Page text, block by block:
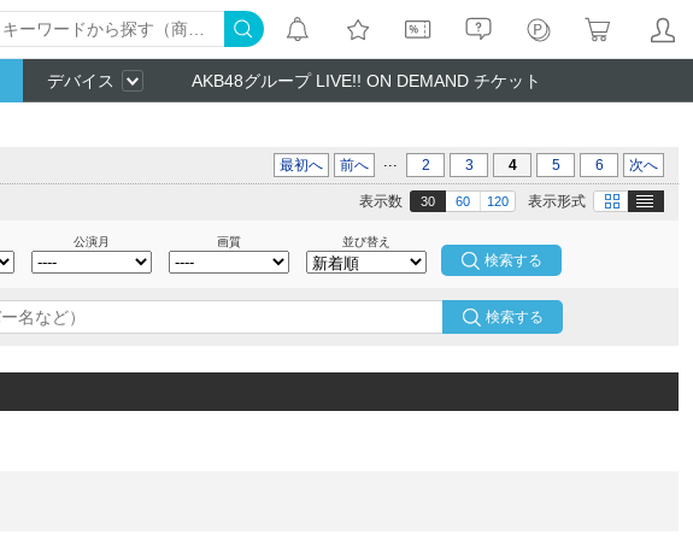
デバイス AKB48グループ LIVE!! ON DEMAND チケット
最初へ 前へ ... 2 3 4 5 6 次へ
表示形式 画像
表示数 30 60 120
公演月 画質 並び替え
検索する